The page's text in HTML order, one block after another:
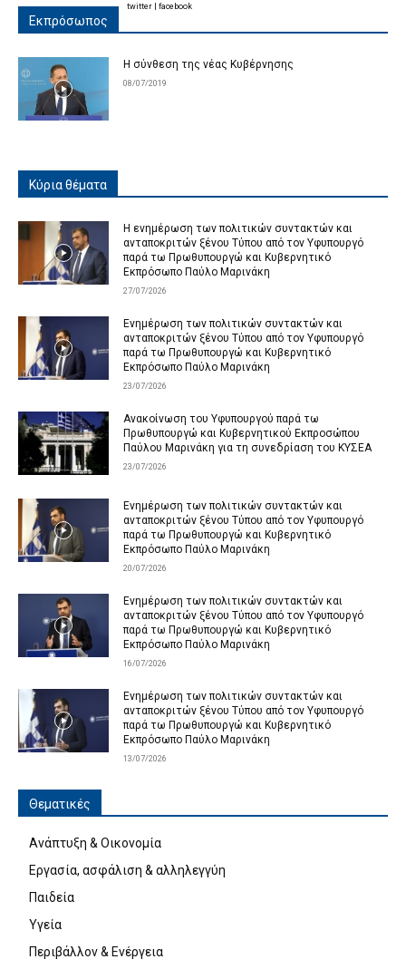
Εκπρόσωπος
Η σύνθεση της νέας Κυβέρνησης
08/07/2019
twitter facebook
Κύρια θέματα
Η ενημέρωση των πολιτικών συντακτών και
ανταποκριτών ξένου Τύπου από τον Υφυπουργό
παρά τω Πρωθυπουργώ και Κυβερνητικό
Εκπρόσωπο Παύλο Μαρινάκη
27/07/2026
Ενημέρωση των πολιτικών συντακτών και
ανταποκριτών ξένου Τύπου από τον Υφυπουργό
παρά τω Πρωθυπουργώ και Κυβερνητικό
Εκπρόσωπο Παύλο Μαρινάκη
23/07/2026
Ανακοίνωση του Υφυπουργού παρά τω
Πρωθυπουργώ και Κυβερνητικού Εκπροσώπου
Παύλου Μαρινάκη για τη συνεδρίαση του ΚΥΣΕΑ
23/07/2026
Ενημέρωση των πολιτικών συντακτών και
ανταποκριτών ξένου Τύπου από τον Υφυπουργό
παρά τω Πρωθυπουργώ και Κυβερνητικό
Εκπρόσωπο Παύλο Μαρινάκη
20/07/2026
Ενημέρωση των πολιτικών συντακτών και
ανταποκριτών ξένου Τύπου από τον Υφυπουργό
παρά τω Πρωθυπουργώ και Κυβερνητικό
Εκπρόσωπο Παύλο Μαρινάκη
16/07/2026
Ενημέρωση των πολιτικών συντακτών και
ανταποκριτών ξένου Τύπου από τον Υφυπουργό
παρά τω Πρωθυπουργώ και Κυβερνητικό
Εκπρόσωπο Παύλο Μαρινάκη
13/07/2026
Θεματικές
Ανάπτυξη & Οικονομία
Εργασία, ασφάλιση & αλληλεγγύη
Παιδεία
Υγεία
Περιβάλλον & Ενέργεια